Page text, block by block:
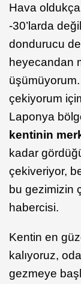
Hava
-30’larda değil
dondurucu
heyecandan
çekiyorum
Laponya
kentinin
kadar
çekiveriyor,
bu gezimizin
habercisi.
Kentin en
kalıyoruz,
gezmeye